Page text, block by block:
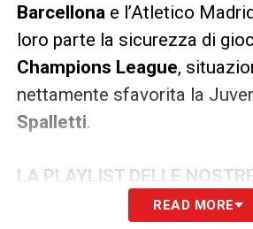
Barcellona e l’Atletico
loro parte la sicurezza di
Champions League,
nettamente sfavorita la
Spalletti.
LA PLAYLIST DELLE
READ MORE